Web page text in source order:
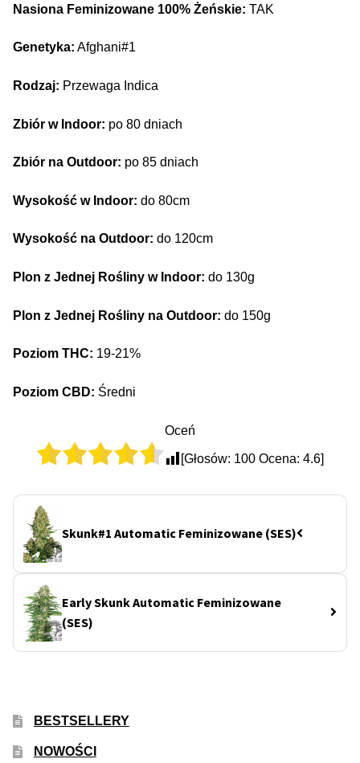
Nasiona Feminizowane 100% Żeńskie: TAK
Genetyka: Afghani#1
Rodzaj: Przewaga Indica
Zbiór w Indoor: po 80 dniach
Zbiór na Outdoor: po 85 dniach
Wysokość w Indoor: do 80cm
Wysokość na Outdoor: do 120cm
Plon z Jednej Rośliny w Indoor: do 130g
Plon z Jednej Rośliny na Outdoor: do 150g
Poziom THC: 19-21%
Poziom CBD: Średni
Oceń
[Głosów: 100 Ocena: 4.6]
Skunk#1 Automatic Feminizowane (SES)
Early Skunk Automatic Feminizowane
(SES)
BESTSELLERY
NOWOŚCI